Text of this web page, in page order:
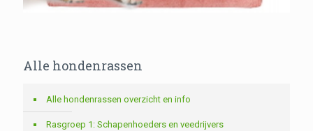
Alle hondenrassen
Alle hondenrassen overzicht en info
Rasgroep 1: Schapenhoeders en veedrijvers